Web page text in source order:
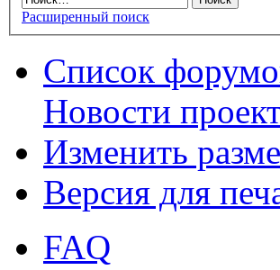
Расширенный поиск
Список
Новости
Изменить
Версия для
FAQ